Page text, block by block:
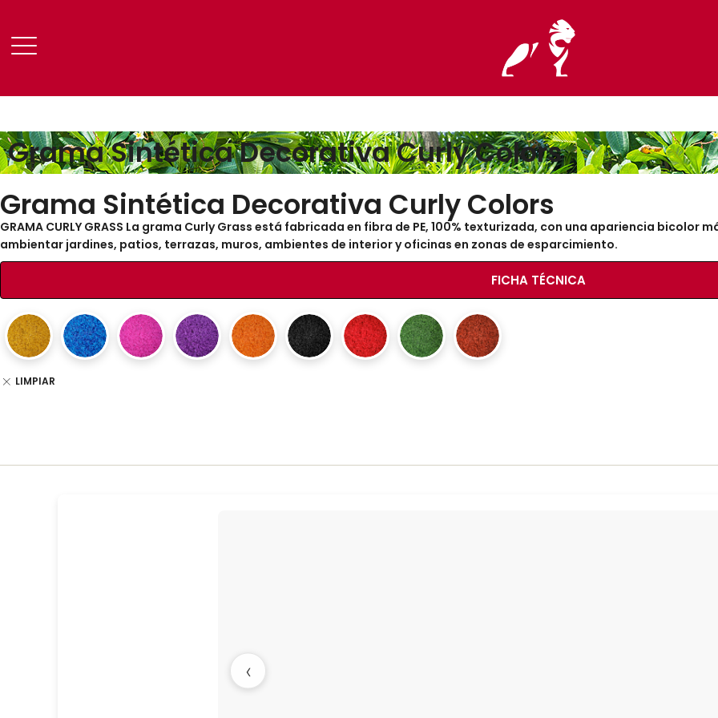
Grama Sintética Decorativa Curly Colors
Grama Sintética Decorativa Curly Colors
GRAMA CURLY GRASS La grama CurlyGrass está fabricada en fibra de PE, 100% texturizada, con una apariencia bicolor
ambientar jardines, patios, terrazas, muros, ambientes de interior y oficinas en zonas de esparcimiento.
FICHA TÉCNICA
LIMPIAR
‹